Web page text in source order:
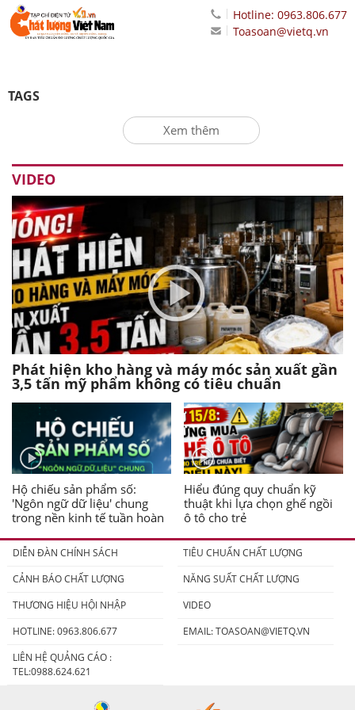
Hotline: 0963.806.677
Toasoan@vietq.vn
TAGS
Xem thêm
VIDEO
Phát hiện kho hàng và máy móc sản xuất gần
3,5 tấn mỹ phẩm không có tiêu chuẩn
Hộ chiếu sản phẩm số:
'Ngôn ngữ dữ liệu' chung
trong nền kinh tế tuần hoàn
Hiểu đúng quy chuẩn kỹ
thuật khi lựa chọn ghế ngồi
ô tô cho trẻ
DIỄN ĐÀN CHÍNH SÁCH
TIÊU CHUẨN CHẤT LƯỢNG
CẢNH BÁO CHẤT LƯỢNG
NĂNG SUẤT CHẤT LƯỢNG
THƯƠNG HIỆU HỘI NHẬP
VIDEO
HOTLINE: 0963.806.677
EMAIL:TOASOAN@VIETQ.VN
LIÊN HỆ QUẢNG CÁO :
TEL:0988.624.621